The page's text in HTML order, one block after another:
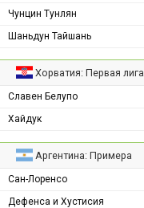
Чунцин Тунлян
Шаньдун Тайшань
Хорватия: Первая лига
Славен Белупо
Хайдук
Аргентина: Примера
Сан-Лоренсо
Дефенса и Хустисия